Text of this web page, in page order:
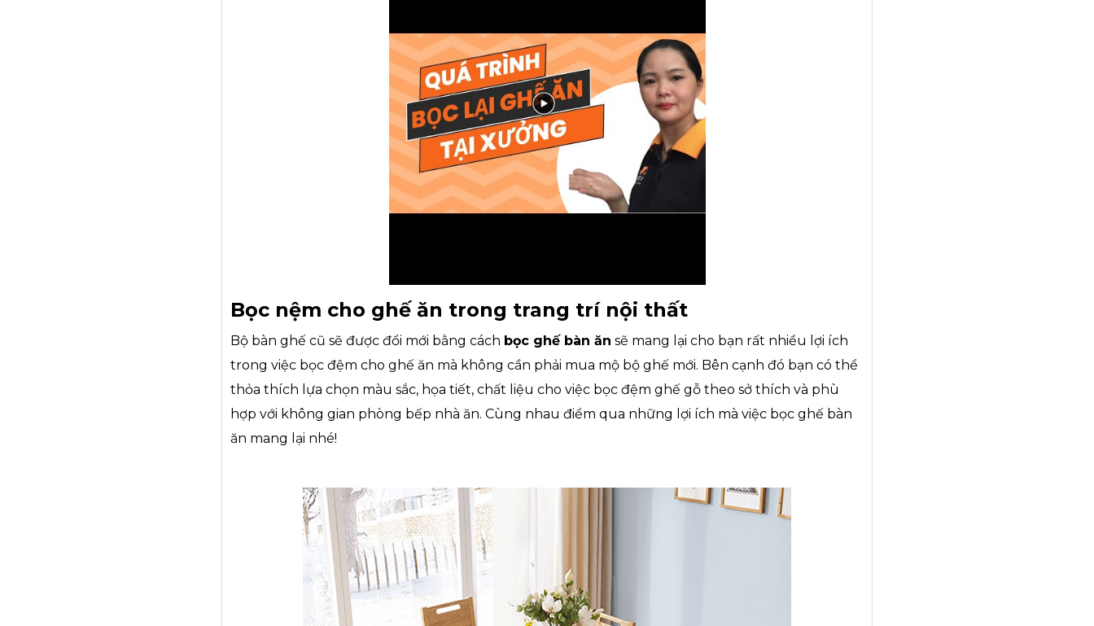
Bọc nệm cho ghế ăn trong trang trí nội thất
Bộ bàn ghế cũ sẽ được đổi mới bằng cách bọc ghế bàn ăn sẽ mang lại cho bạn rất nhiều lợi ích
trong việc bọc đệm cho ghế ăn mà không cần phải mua mộ bộ ghế mới. Bên cạnh đó bạn có thể
thỏa thích lựa chọn màu sắc, họa tiết, chất liệu cho việc bọc đệm ghế gỗ theo sở thích và phù
hợp với không gian phòng bếp nhà ăn. Cùng nhau điểm qua những lợi ích mà việc bọc ghế bàn
ăn mang lại nhé!